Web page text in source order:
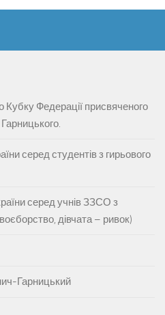
Кубку Федерації присвяченого
серед студентів з гирьового
серед учнів ЗЗСО з
дівчата – ривок)
Гарницький